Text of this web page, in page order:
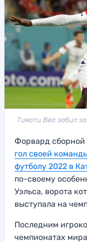
Тимоти Веа забил
Форвард
гол своей
футболу 2022 в
по-своему
Уэльса, ворота
выступала на
Последним
чемпионатах